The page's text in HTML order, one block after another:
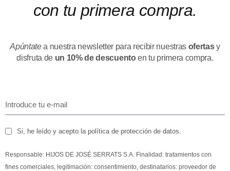
con tu primera compra.
Apúntatea nuestra newsletter para recibir nuestras ofertasy
disfruta de un 10% de descuentoen tu primera compra.
Si, he leído y acepto la política de protección de datos.
Responsable: HIJOS DE JOSÉ SERRATS S.A. Finalidad: tratamientos con
fines comerciales, legitimación: consentimiento, destinatarios: proveedor de